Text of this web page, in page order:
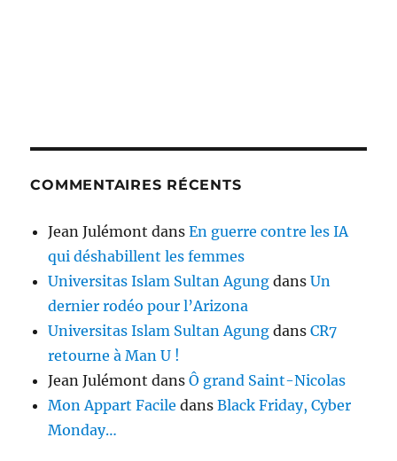
COMMENTAIRES RÉCENTS
Jean Julémont dansEn guerre contre les IA
qui déshabillent les femmes
Universitas Islam Sultan Agung dansUn
dernier rodéo pour l’Arizona
Universitas Islam Sultan Agung dansCR7
retourne à Man U !
Jean Julémont dansÔ grand Saint-Nicolas
Mon Appart Facile dansBlack Friday, Cyber
Monday…